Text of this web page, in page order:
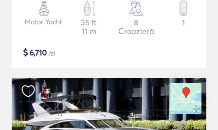
Motor Yacht
35 ft
11 m
8
Croazieră
1
$6,710 /zi